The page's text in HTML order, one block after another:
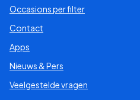
Occasions per filter
Contact
Apps
Nieuws & Pers
Veelgestelde vragen